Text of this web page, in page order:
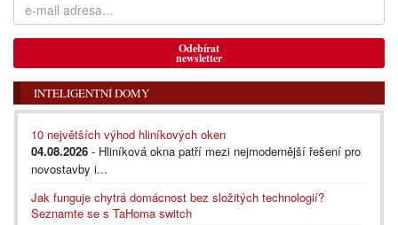
Odebírat
newsletter
INTELIGENTNÍ DOMY
10 největších výhod hliníkových oken
04.08.2026 - Hliníková okna patří mezi nejmodernější řešení pro
novostavby i...
Jak funguje chytrá domácnost bez složitých technologií?
Seznamte se s TaHoma switch